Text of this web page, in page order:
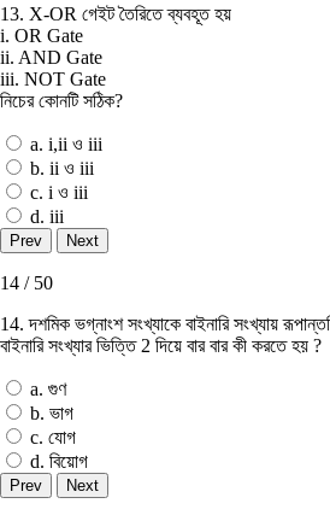
13. X-OR গেইট তৈরিতে ব্যবহূত হয়
i. OR Gate
ii. AND Gate
iii. NOT Gate
নিচের কোনটি সঠিক?
a. i,ii ও iii
b. ii ও iii
c. i ও iii
d. iii
14 / 50
14. দশমিক ভগ্নাংশ সংখ্যাকে বাইনারি সংখ্যায়
বাইনারি সংখ্যার ভিত্তি 2 দিয়ে বার বার কী করতে হয় ?
a. গুণ
b. ভাগ
c. যােগ
d. বিয়ােগ